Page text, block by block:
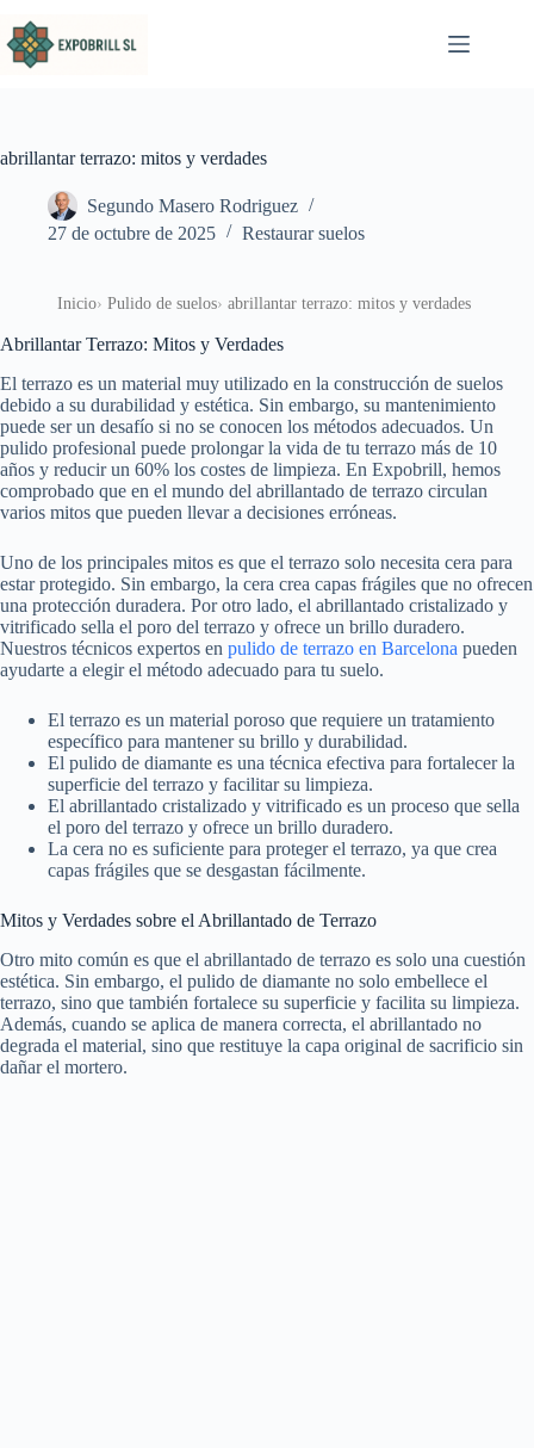
abrillantar terrazo: mitos y verdades
Segundo Masero Rodriguez
27 de octubre de 2025
Restaurar suelos
Inicio Pulido de suelos abrillantar terrazo: mitos y verdades
Abrillantar Terrazo: Mitos y Verdades
El terrazo es un material muy utilizado en la construcción de suelos
debido a su durabilidad y estética. Sin embargo, su mantenimiento
puede ser un desafío si no se conocen los métodos adecuados. Un
pulido profesional puede prolongar la vida de tu terrazo más de 10
años y reducir un 60% los costes de limpieza. En Expobrill, hemos
comprobado que en el mundo del abrillantado de terrazo circulan
varios mitos que pueden llevar a decisiones erróneas.
Uno de los principales mitos es que el terrazo solo necesita cera para
estar protegido. Sin embargo, la cera crea capas frágiles que no ofrecen
una protección duradera. Por otro lado, el abrillantado cristalizado y
vitrificado sella el poro del terrazo y ofrece un brillo duradero.
Nuestros técnicos expertos en pulido de terrazo en Barcelona pueden
ayudarte a elegir el método adecuado para tu suelo.
El terrazo es un material poroso que requiere un tratamiento
específico para mantener su brillo y durabilidad.
El pulido de diamante es una técnica efectiva para fortalecer la
superficie del terrazo y facilitar su limpieza.
El abrillantado cristalizado y vitrificado es un proceso que sella
el poro del terrazo y ofrece un brillo duradero.
La cera no es suficiente para proteger el terrazo, ya que crea
capas frágiles que se desgastan fácilmente.
Mitos y Verdades sobre el Abrillantado de Terrazo
Otro mito común es que el abrillantado de terrazo es solo una cuestión
estética. Sin embargo, el pulido de diamante no solo embellece el
terrazo, sino que también fortalece su superficie y facilita su limpieza.
Además, cuando se aplica de manera correcta, el abrillantado no
degrada el material, sino que restituye la capa original de sacrificio sin
dañar el mortero.